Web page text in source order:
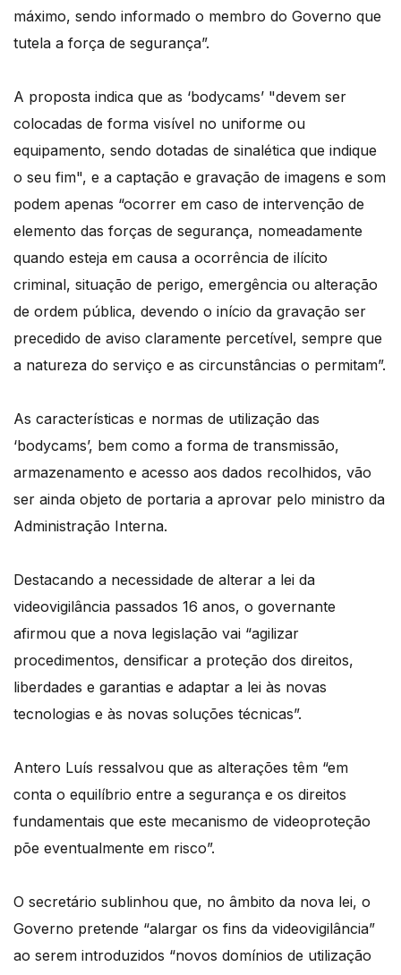
máximo, sendo informado o membro do Governo que
tutela a força de segurança”.
A proposta indica que as ‘bodycams’ "devem ser
colocadas de forma visível no uniforme ou
equipamento, sendo dotadas de sinalética que indique
o seu fim", e a captação e gravação de imagens e som
podem apenas “ocorrer em caso de intervenção de
elemento das forças de segurança, nomeadamente
quando esteja em causa a ocorrência de ilícito
criminal, situação de perigo, emergência ou alteração
de ordem pública, devendo o início da gravação ser
precedido de aviso claramente percetível, sempre que
a natureza do serviço e as circunstâncias o permitam”.
As características e normas de utilização das
‘bodycams’, bem como a forma de transmissão,
armazenamento e acesso aos dados recolhidos, vão
ser ainda objeto de portaria a aprovar pelo ministro da
Administração Interna.
Destacando a necessidade de alterar a lei da
videovigilância passados 16 anos, o governante
afirmou que a nova legislação vai “agilizar
procedimentos, densificar a proteção dos direitos,
liberdades e garantias e adaptar a lei às novas
tecnologias e às novas soluções técnicas”.
Antero Luís ressalvou que as alterações têm “em
conta o equilíbrio entre a segurança e os direitos
fundamentais que este mecanismo de videoproteção
põe eventualmente em risco”.
O secretário sublinhou que, no âmbito da nova lei, o
Governo pretende “alargar os fins da videovigilância”
ao serem introduzidos “novos domínios de utilização